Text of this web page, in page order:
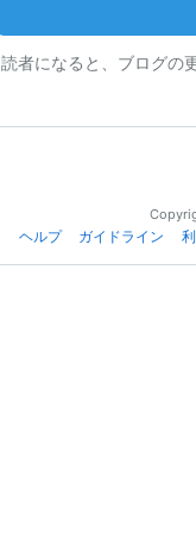
読者になると、ブログの
ヘルプ
ガイドライン